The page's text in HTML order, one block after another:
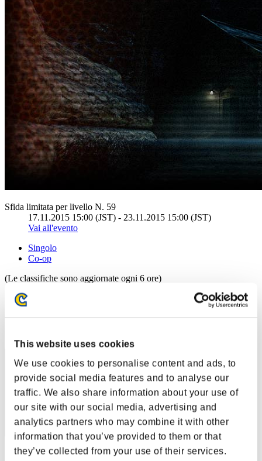
This website uses cookies
We use cookies to personalise content and ads, to
provide social media features and to analyse our
traffic. We also share information about your use of
our site with our social media, advertising and
analytics partners who may combine it with other
information that you’ve provided to them or that
they’ve collected from your use of their services.
Sfida limitata per livello N. 59
17.11.2015 15:00 (JST) - 23.11.2015 15:00 (JST)
Vai all'evento
Singolo
Co-op
(Le classifiche sono aggiornate ogni 6 ore)
Classifiche
Punteggio: -